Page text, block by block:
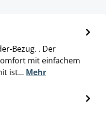
Bezug. . Der
mit einfachem
ist… Mehr